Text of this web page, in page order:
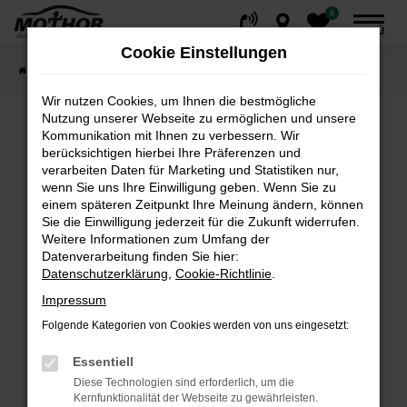
Zum
0
MENÜ
Fehler: Network Error
Beim Laden ist ein Fehler aufgetreten.
Hier sind ein paar Tipps, die dir helfen können:
Überprüfe deine Firewall und deine
Internetverbindung.
Suchmaschine?
Manche Erweiterungen, wie Werbeblocker,
können das Laden bestimmter Seiten
verhindern. Funktioniert die Seite in einem
Cookie Einstellungen
Wir nutzen Cookies, um Ihnen die bestmögliche
Nutzung unserer Webseite zu ermöglichen und unsere
Kommunikation mit Ihnen zu verbessern. Wir
berücksichtigen hierbei Ihre Präferenzen und
verarbeiten Daten für Marketing und Statistiken nur,
wenn Sie uns Ihre Einwilligung geben. Wenn Sie zu
einem späteren Zeitpunkt Ihre Meinung ändern, können
Sie die Einwilligung jederzeit für die Zukunft widerrufen.
Weitere Informationen zum Umfang der
Datenverarbeitung finden Sie hier:
Datenschutzerklärung Cookie-Richtlinie
Impressum
Folgende Kategorien von Cookies werden von uns eingesetzt:
Essentiell
Diese Technologien sind erforderlich, um die
Kernfunktionalität der Webseite zu gewährleisten.